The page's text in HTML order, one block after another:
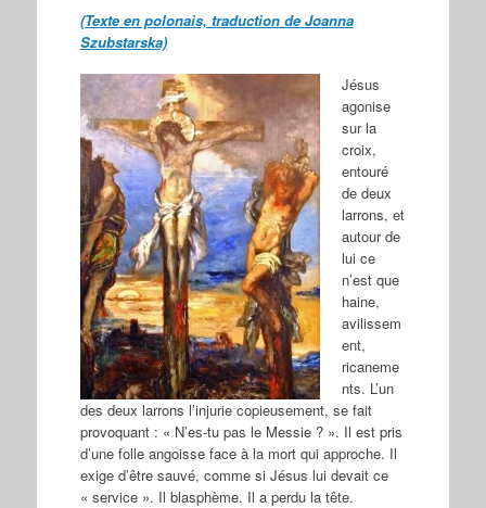
(Texte en polonais, traduction de Joanna
Szubstarska)
Jésus
agonise
sur la
croix,
entouré
de deux
larrons, et
autour de
lui ce
n’est que
haine,
avilissem
ent,
ricaneme
nts. L’un
des deux larrons l’injurie copieusement, se fait
provoquant : « N’es-tu pas le Messie ? ». Il est pris
d’une folle angoisse face à la mort qui approche. Il
exige d’être sauvé, comme si Jésus lui devait ce
« service ». Il blasphème. Il a perdu la tête.